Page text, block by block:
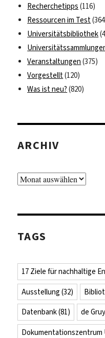
Recherchetipps (116)
Ressourcen im Test
Universitätsbibliothek
Veranstaltungen (375)
Vorgestellt(120)
Was ist neu? (820)
ARCHIV
Archiv
TAGS
17 Ziele für nachhaltige
Ausstellung (32)
Datenbank(81) de
Dokumentationszentrum